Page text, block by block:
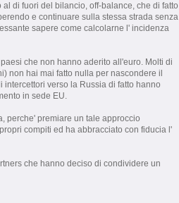
di fuori del bilancio, off-balance, che di fatto
e continuare sulla stessa strada senza
sapere come calcolarne l' incidenza
che non hanno aderito all'euro. Molti di
non hai mai fatto nulla per nascondere il
verso la Russia di fatto hanno
in sede EU.
perche' premiare un tale approccio
compiti ed ha abbracciato con fiducia l'
che hanno deciso di condividere un